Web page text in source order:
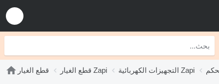
قطع الغيار قطع الغيار Zapi التجهيزات الكهربائية Zapi